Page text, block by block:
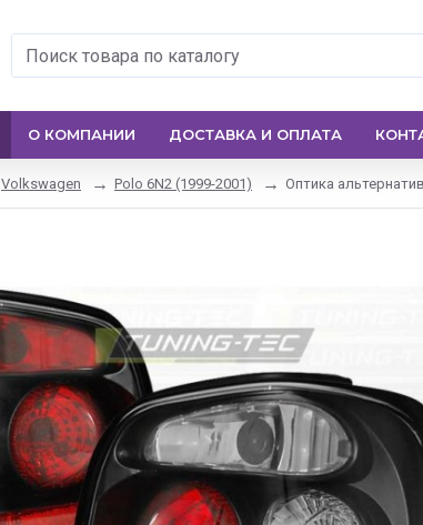
О КОМПАНИИ ДОСТАВКА И ОПЛАТА
Volkswagen Polo 6N2 (1999-2001) Оптика